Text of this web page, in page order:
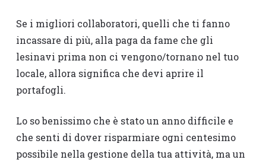
Se i migliori collaboratori, quelli che ti fanno
incassare di più, alla paga da fame che gli
lesinavi prima non ci vengono/tornano nel tuo
locale, allora significa che devi aprire il
portafogli.
Lo so benissimo che è stato un anno difficile e
che senti di dover risparmiare ogni centesimo
possibile nella gestione della tua attività, ma un